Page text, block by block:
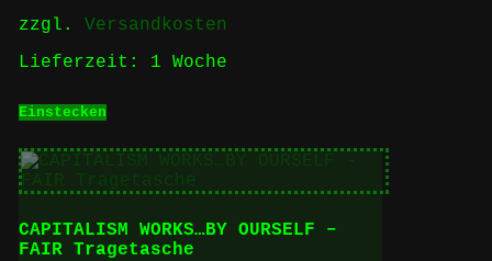
zzgl. Versandkosten
Lieferzeit: 1 Woche
Einstecken
CAPITALISM WORKS…BY OURSELF –
FAIR Tragetasche